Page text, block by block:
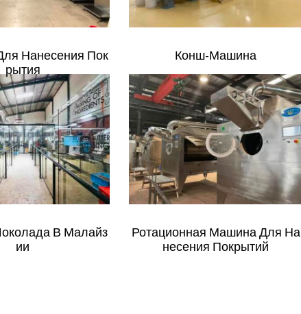
Нанесения Пок
Рытия
Конш-Машина
В Малайз
Ии
Ротационная Машина Для На
Несения Покрытий